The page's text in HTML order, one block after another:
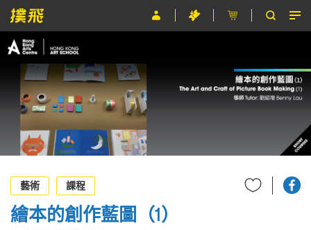
節目
主辦單位
關於撲飛
條款及細則
EN
藝術
課程
繪本的創作藍圖（1）